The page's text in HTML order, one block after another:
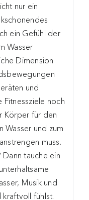
nur ein
ein Gefühl der
Wasser
Dimension
und
Fitnessziele noch
Körper für den
Wasser und zum
muss.
tauche ein
Musik und
fühlst.